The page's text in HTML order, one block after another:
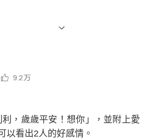
，歲歲平安！想你」，並附上愛
以看出2人的好感情。